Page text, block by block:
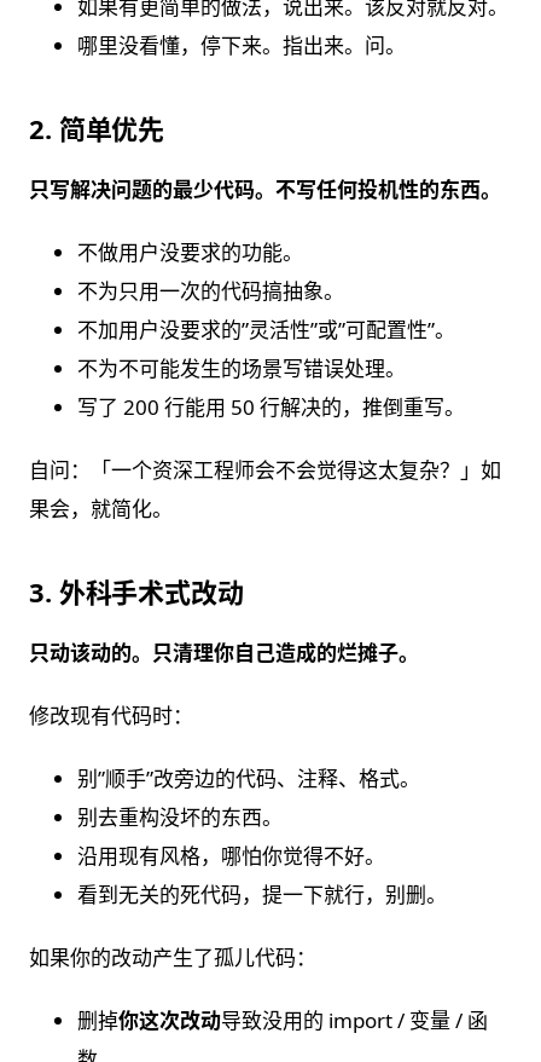
如果有更简单的做法，说出来。该反对就反对。
哪里没看懂，停下来。指出来。问。
2. 简单优先
只写解决问题的最少代码。不写任何投机性的东西。
不做用户没要求的功能。
不为只用一次的代码搞抽象。
不加用户没要求的”灵活性”或”可配置性”。
不为不可能发生的场景写错误处理。
写了 200 行能用 50 行解决的，推倒重写。
自问：「一个资深工程师会不会觉得这太复杂？」如
果会，就简化。
3. 外科手术式改动
只动该动的。只清理你自己造成的烂摊子。
修改现有代码时：
别”顺手”改旁边的代码、注释、格式。
别去重构没坏的东西。
沿用现有风格，哪怕你觉得不好。
看到无关的死代码，提一下就行，别删。
如果你的改动产生了孤儿代码：
删掉你这次改动导致没用的 import / 变量 / 函